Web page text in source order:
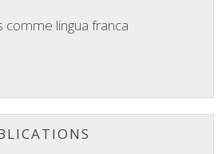
comme lingua franca